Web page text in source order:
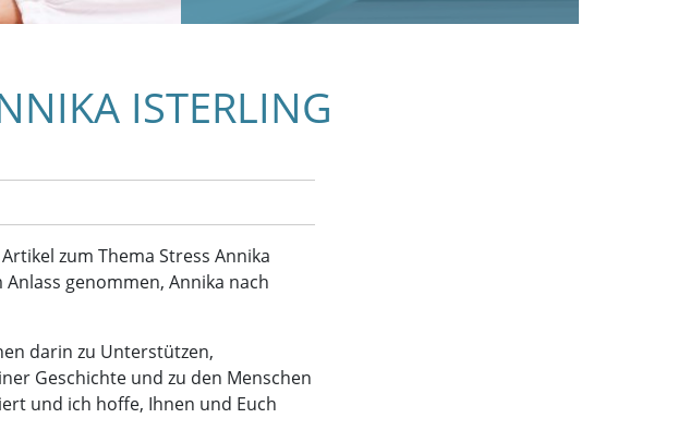
ISTERLING
zum Thema Stress Annika
Anlass genommen, Annika nach
darin zu Unterstützen,
Geschichte und zu den Menschen
und ich hoffe, Ihnen und Euch